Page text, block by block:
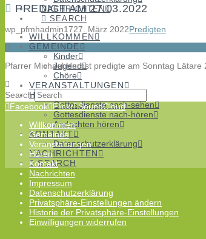
NACHRICHTEN
SEARCH
WILLKOMMEN
GEMEINDE
Kinder
Jugend
Chöre
VERANSTALTUNGEN
HÖREN
Gottesdienste nach-sehen
Gottesdienste nach-hören
Andachten hören
KONTAKT
Datenschutzerklärung
NACHRICHTEN
SEARCH
PREDIGT AM 27.03.2022
wp_pfmhadmin1727. März 2022Predigten
Pfarrer Michael Herbst predigte am Sonntag
Search
Facebook Flickr SoundCloud
Willkommen
Gemeinde
Veranstaltungen
Hören
Kontakt
Nachrichten
Impressum
Datenschutzerklärung
Privatsphäre-Einstellungen ändern
Historie der Privatsphäre-Einstellungen
Einwilligungen widerrufen